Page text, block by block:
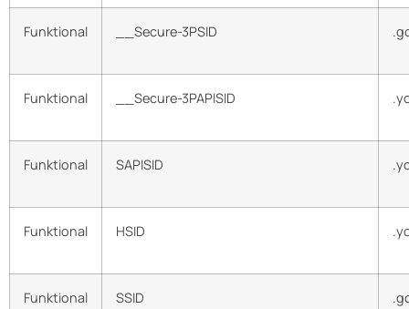
Funktional __Secure-3PSID
Funktional __Secure-3PAPISID
Funktional SAPISID
Funktional HSID
Funktional SSID